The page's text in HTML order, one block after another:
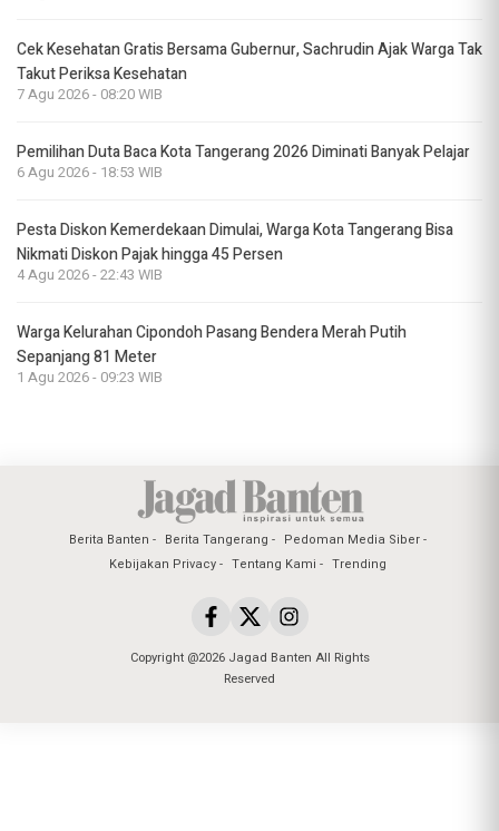
Cek Kesehatan Gratis Bersama Gubernur, Sachrudin Ajak Warga Tak
Takut Periksa Kesehatan
7 Agu 2026 - 08:20 WIB
Pemilihan Duta Baca Kota Tangerang 2026 Diminati Banyak Pelajar
6 Agu 2026 - 18:53 WIB
Pesta Diskon Kemerdekaan Dimulai, Warga Kota Tangerang Bisa
Nikmati Diskon Pajak hingga 45 Persen
4 Agu 2026 - 22:43 WIB
Warga Kelurahan Cipondoh Pasang Bendera Merah Putih
Sepanjang 81 Meter
1 Agu 2026 - 09:23 WIB
Berita Banten Berita Tangerang
Pedoman Media Siber
Kebijakan Privacy
Tentang Kami Trending
Copyright @2026 Jagad Banten All Rights
Reserved